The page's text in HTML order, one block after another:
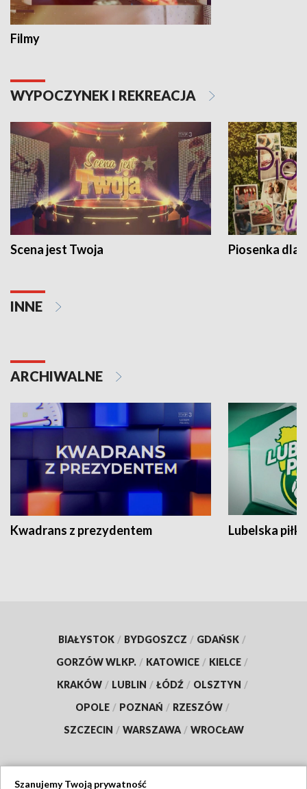
Filmy
WYPOCZYNEK I REKREACJA
Scena jest Twoja Piosenka dla
INNE
ARCHIWALNE
Kwadrans z prezydentem Lubelska piłka
BIAŁYSTOK / BYDGOSZCZ / GDAŃSK /
GORZÓW WLKP. / KATOWICE / KIELCE /
KRAKÓW / LUBLIN / ŁÓDŹ / OLSZTYN /
OPOLE / POZNAŃ / RZESZÓW /
SZCZECIN / WARSZAWA / WROCŁAW
Szanujemy Twoją prywatność